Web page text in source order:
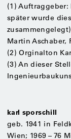
(1)
später wurde
Martin Aschaber,
(2) Orginalton
(3) An dieser
karl sporschill
geb. 1941 in
Wien; 1969 – 76